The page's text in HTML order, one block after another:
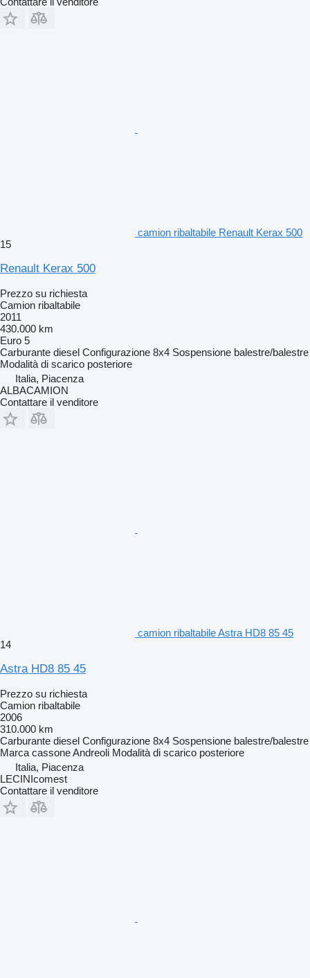
camion ribaltabile Renault Kerax 500
15
Renault Kerax 500
Prezzo su richiesta
Camion ribaltabile
2011
430.000 km
Euro 5
Carburante diesel Configurazione 8x4 Sospensione balestre/balestre
Modalità di scarico posteriore
Italia, Piacenza
ALBACAMION
Contattare il venditore
camion ribaltabile Astra HD8 85 45
14
Astra HD8 85 45
Prezzo su richiesta
Camion ribaltabile
2006
310.000 km
Carburante diesel Configurazione 8x4 Sospensione balestre/balestre
Marca cassoneAndreoli Modalità di scarico posteriore
Italia, Piacenza
LECINIcomest
Contattare il venditore